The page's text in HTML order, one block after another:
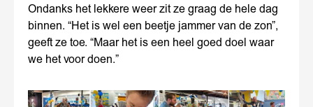
Ondanks het lekkere weer zit ze graag de hele dag
binnen. “Het is wel een beetje jammer van de zon”,
geeft ze toe. “Maar het is een heel goed doel waar
we het voor doen.”